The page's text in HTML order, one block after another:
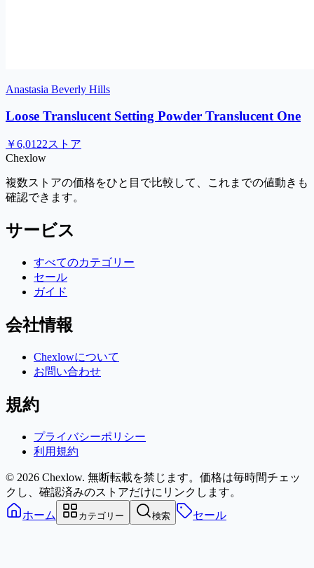
Anastasia Beverly Hills
Loose Translucent Setting Powder Translucent One
￥6,0122ストア
Chexlow
複数ストアの価格をひと目で比較して、これまでの値動きも
確認できます。
サービス
すべてのカテゴリー
セール
ガイド
会社情報
Chexlowについて
お問い合わせ
規約
プライバシーポリシー
利用規約
© 2026 Chexlow. 無断転載を禁じます。 価格は毎時間チェッ
クし、確認済みのストアだけにリンクします。
ホーム
カテゴリー 検索 セール